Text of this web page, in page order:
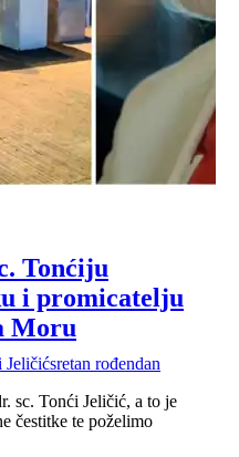
Tonćiju
i promicatelju
Moru
Jeličićsretan rođendan
sc. Tonći Jeličić, a to je
čestitke te poželimo